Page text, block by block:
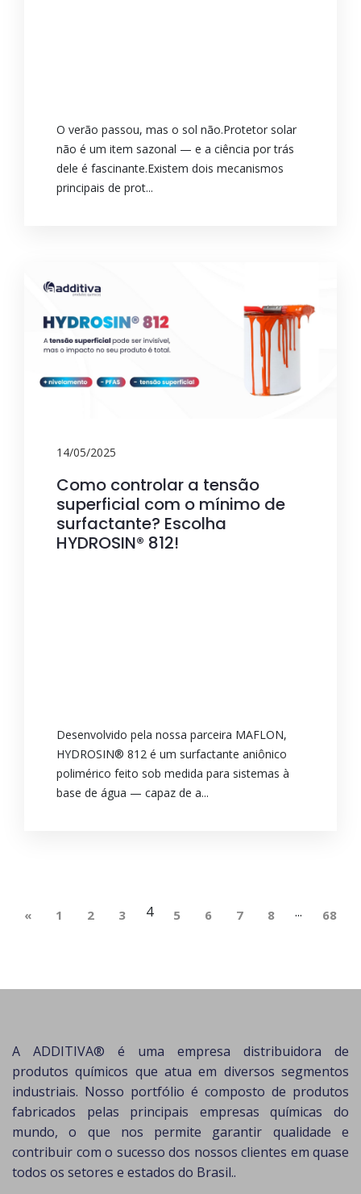
O verão passou, mas o sol não.Protetor solar
não é um item sazonal — e a ciência por trás
dele é fascinante.Existem dois mecanismos
principais de prot...
14/05/2025
Como controlar a tensão
superficial com o mínimo de
surfactante? Escolha
HYDROSIN® 812!
Desenvolvido pela nossa parceira MAFLON,
HYDROSIN® 812 é um surfactante aniônico
polimérico feito sob medida para sistemas à
base de água — capaz de a...
« 1 2 3 4 5 6 7 8 ... 68
A ADDITIVA® é uma empresa distribuidora de
produtos químicos que atua em diversos segmentos
industriais. Nosso portfólio é composto de produtos
fabricados pelas principais empresas químicas do
mundo, o que nos permite garantir qualidade e
contribuir com o sucesso dos nossos clientes em quase
todos os setores e estados do Brasil..